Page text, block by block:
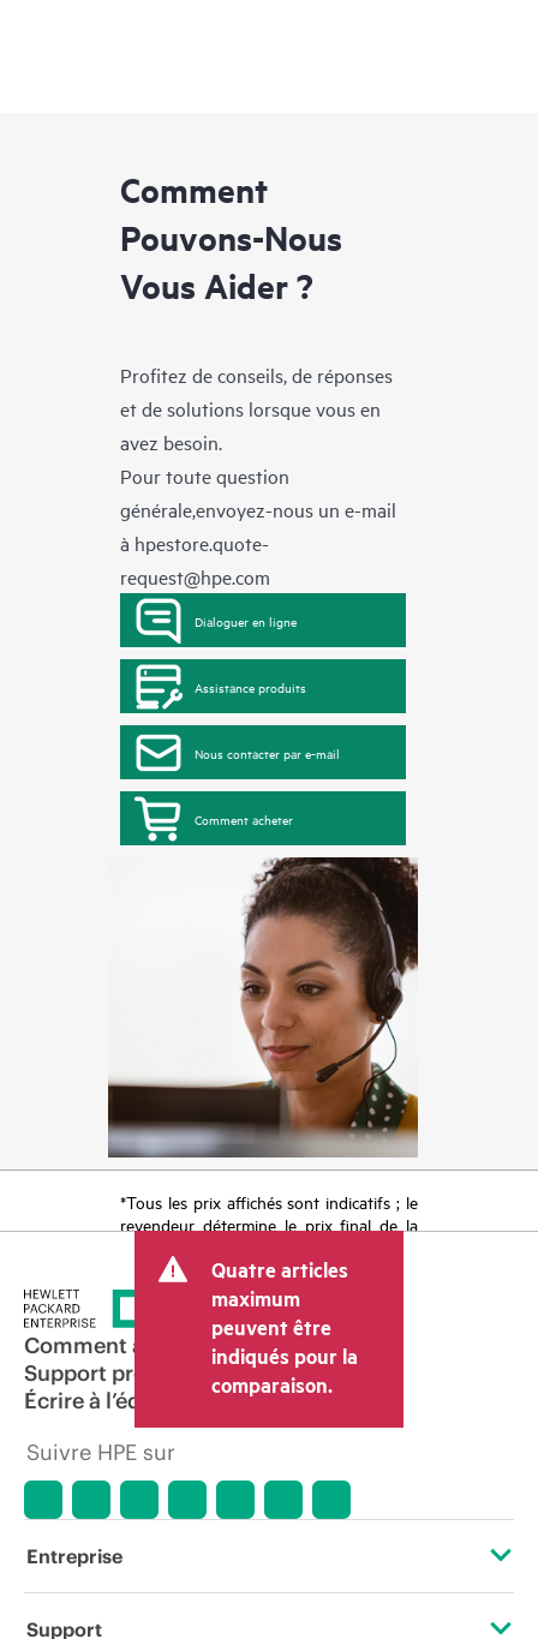
Comment
Pouvons-Nous
Vous Aider ?
Profitez de conseils, de réponses
et de solutions lorsque vous en
avez besoin.
Pour toute question
générale,envoyez-nous un e-mail
à hpestore.quote-
request@hpe.com
Dialoguer en ligne
Assistance produits
Nous contacter par e-mail
Comment acheter
*Tous les prix affichés sont indicatifs ; le
revendeur détermine le prix final de la
tels que la TVA ou les taxes sur la vente
et les frais d’expédition. Le prix de la
transaction déterminé par le revendeur
peut varier par rapport à d’autres
revendeurs et au prix indicatif affiché.
Les prix indicatifs peuvent inclure des
offres promotionnelles limitées dans le
temps. HPE se réserve le droit d’ajuster
les prix à tout moment pour diverses
raisons, notamment, mais sans s’y limiter,
l’arrêt d’un produit, la disponibilité
période de promotion et des erreurs
dans les publicités.
Quatre articles
maximum
peuvent être
indiqués pour la
comparaison.
Comment acheter
Support produit
Écrire à l’équipe commerciale
Suivre HPE sur
Entreprise
À propos de HPE
Support